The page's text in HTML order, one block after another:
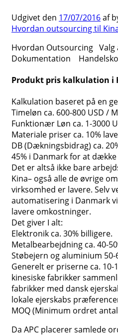
Udgivet den 17/07/2016af
Hvordan outsourcing til
Hvordan Outsourcing
Dokumentation
Produkt pris kalkulation i
Kalkulation baseret på en
Timeløn ca. 600-800 USD /
Funktionær Løn ca. 1-3000
Materiale priser ca. 10%
DB (Dækningsbidrag) ca.
45% i Danmark for at
Det er altså ikke bare
Kina– også alle de øvrige
virksomhed er lavere. Selv
automatisering i Danmark
lavere omkostninger.
Det giver I alt:
Elektronik ca. 30% billigere.
Metalbearbejdning ca. 40-
Støbejern og aluminium 50-
Generelt er priserne ca. 10-
kinesiske fabrikker
fabrikker med dansk
lokale ejerskabs
MOQ (Minimum ordret
Da APC placerer samlede